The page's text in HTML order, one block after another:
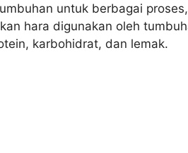
untuk berbagai
hara digunakan oleh
karbohidrat, dan lemak.